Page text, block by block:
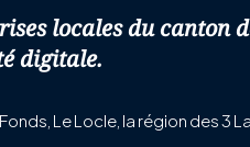
locales du canton
digitale.
Le Locle, la région des 3